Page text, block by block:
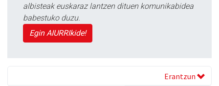
albisteak euskaraz lantzen dituen komunikabidea
babestuko duzu.
Egin AIURRIkide!
Erantzun